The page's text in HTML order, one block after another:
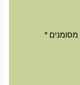
*